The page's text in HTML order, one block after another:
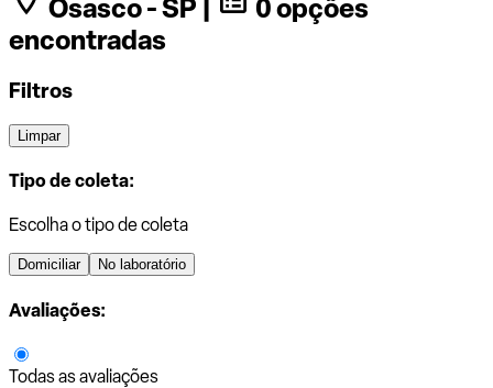
Osasco - SP |
0 opções
encontradas
Filtros
Limpar
Tipo de coleta:
Escolha o tipo de coleta
Domiciliar No laboratório
Avaliações:
Todas as avaliações